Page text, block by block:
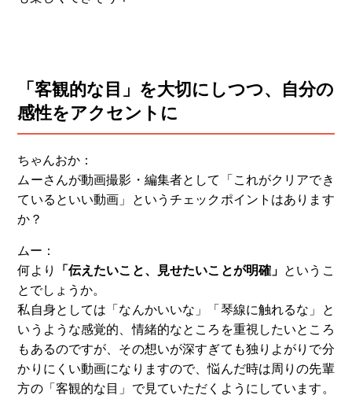
「客観的な目」を大切にしつつ、自分の
感性をアクセントに
ちゃんおか：
ムーさんが動画撮影・編集者として「これがクリアでき
ているといい動画」というチェックポイントはあります
か？
ムー：
何より
「伝えたいこと、見せたいことが明確」 というこ
とでしょうか。
私自身としては「なんかいいな」「琴線に触れるな」と
いうような感覚的、情緒的なところを重視したいところ
もあるのですが、その想いが深すぎても独りよがりで分
かりにくい動画になりますので、悩んだ時は周りの先輩
方の「客観的な目」で見ていただくようにしています。